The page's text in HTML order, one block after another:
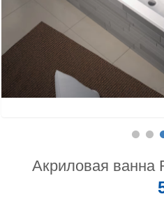
Акриловая ванна